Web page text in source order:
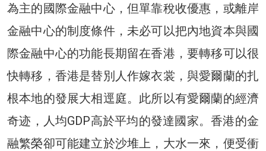
為主的國際金融中心，但單靠稅收優惠，或離岸
金融中心的制度條件，未必可以把內地資本與國
際金融中心的功能長期留在香港，要轉移可以很
快轉移，香港是替別人作嫁衣裳，與愛爾蘭的扎
根本地的發展大相逕庭。此所以有愛爾蘭的經濟
奇迹，人均GDP高於平均的發達國家。香港的金
融繁榮卻可能建立於沙堆上，大水一來，便受衝